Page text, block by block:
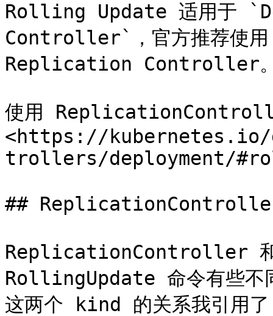
Rolling Update 适用于
Controller`，官方推荐使
Replication Controller
使用
<https://kubernetes.io/
trollers/deployment/
##
ReplicationController
RollingUpdate 命令有些不
这两个 kind 的关系我引